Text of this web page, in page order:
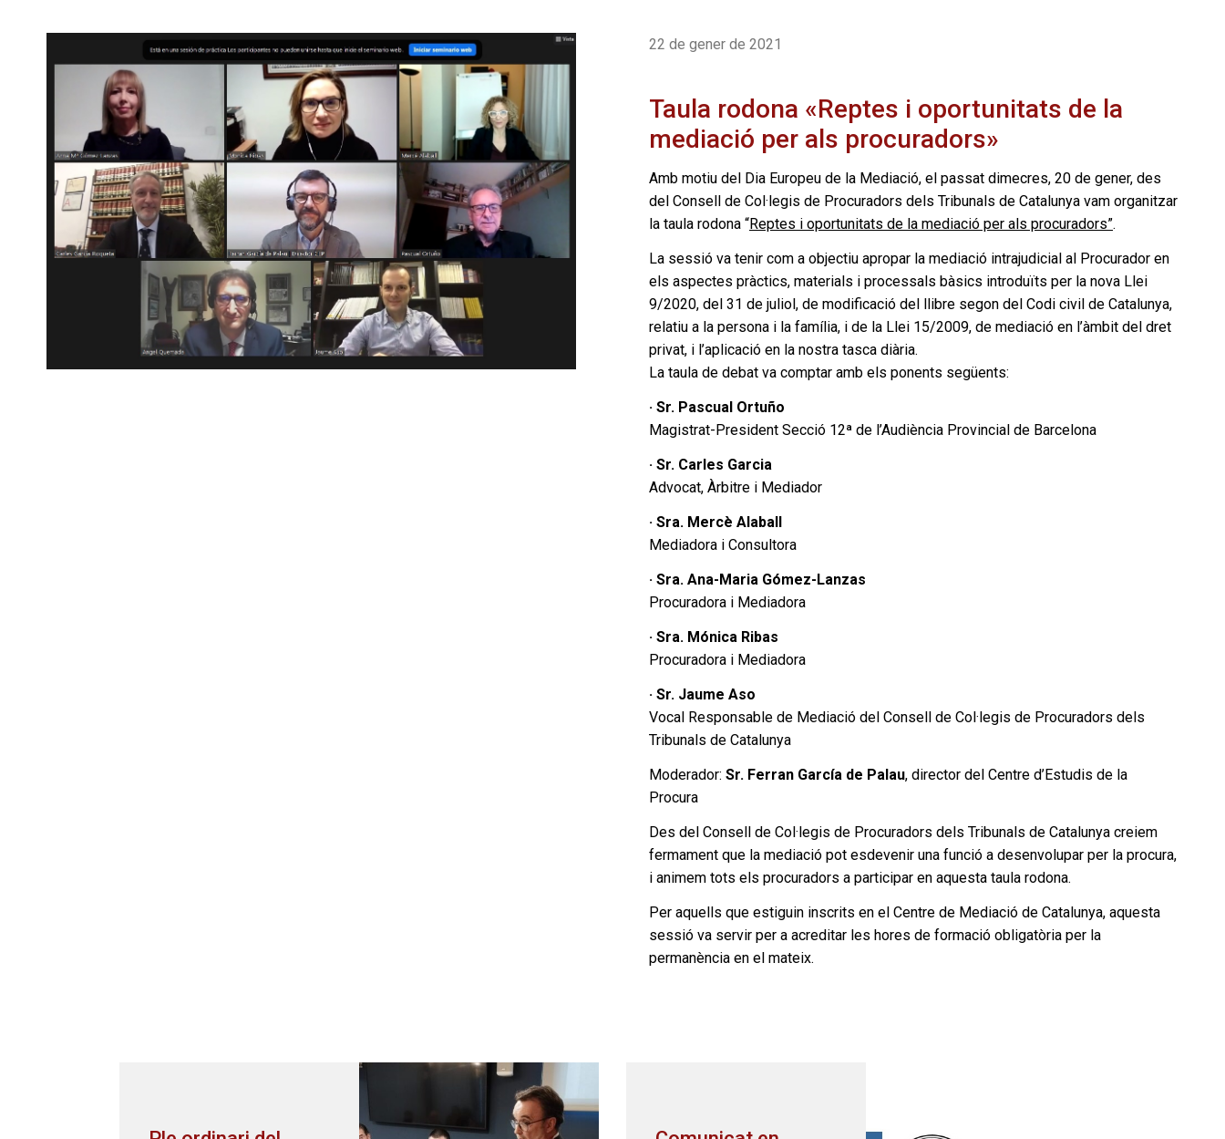
22 de gener de 2021
Taula rodona «Reptes i oportunitats de la
mediació per als procuradors»
Amb motiu del Dia Europeu de la Mediació, el passat dimecres, 20 de gener, des
del Consell de Col·legis de Procuradors dels Tribunals de Catalunya vam organitzar
la taula rodona “Reptes i oportunitats de la mediació per als procuradors”.
La sessió va tenir com a objectiu apropar la mediació intrajudicial al Procurador en
els aspectes pràctics, materials i processals bàsics introduïts per la nova Llei
9/2020, del 31 de juliol, de modificació del llibre segon del Codi civil de Catalunya,
relatiu a la persona i la família, i de la Llei 15/2009, de mediació en l’àmbit del dret
privat, i l’aplicació en la nostra tasca diària.
La taula de debat va comptar amb els ponents següents:
· Sr. Pascual Ortuño
Magistrat-President Secció 12ª de l’Audiència Provincial de Barcelona
· Sr. Carles Garcia
Advocat, Àrbitre i Mediador
· Sra. Mercè Alaball
Mediadora i Consultora
· Sra. Ana-Maria Gómez-Lanzas
Procuradora i Mediadora
· Sra. Mónica Ribas
Procuradora i Mediadora
· Sr. Jaume Aso
Vocal Responsable de Mediació del Consell de Col·legis de Procuradors dels
Tribunals de Catalunya
Moderador: Sr. Ferran García de Palau, director del Centre d’Estudis de la
Procura
Des del Consell de Col·legis de Procuradors dels Tribunals de Catalunya creiem
fermament que la mediació pot esdevenir una funció a desenvolupar per la procura,
i animem tots els procuradors a participar en aquesta taula rodona.
Per aquells que estiguin inscrits en el Centre de Mediació de Catalunya, aquesta
sessió va servir per a acreditar les hores de formació obligatòria per la
permanència en el mateix.